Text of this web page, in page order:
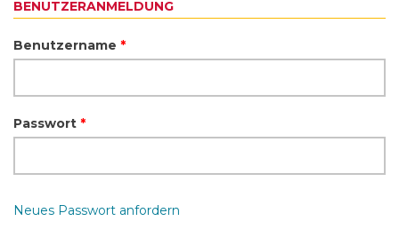
BENUTZERANMELDUNG
Benutzername *
Passwort *
Neues Passwort anfordern